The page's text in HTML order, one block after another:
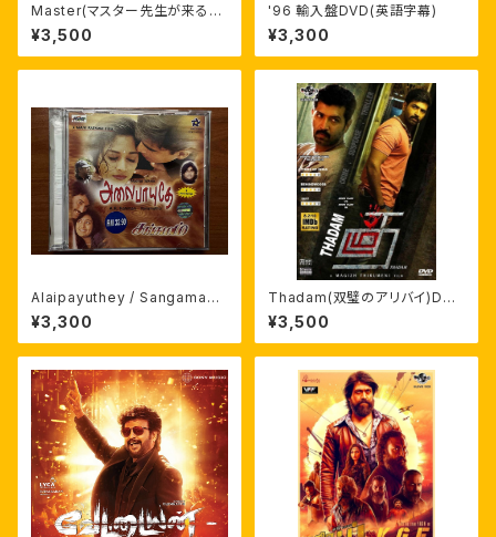
Master(マスター先生が来る！)
英語/AI日本語字幕付 輸入盤D
VD
¥3,500
'96 輸入盤DVD(英語字幕)
¥3,300
Alaipayuthey / Sangamam
輸入盤サントラCD A.R.ラフマー
ン
¥3,300
Thadam(双璧のアリバイ)DVD
日本語字幕付き アルン・ヴィジ
ャイ
¥3,500